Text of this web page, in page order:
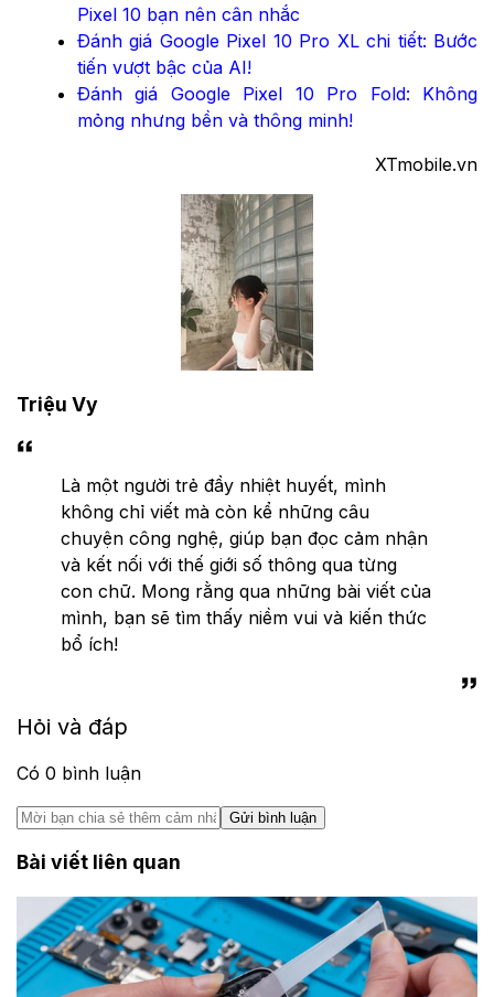
Pixel 10 bạn nên cân nhắc
Đánh giá Google Pixel 10 Pro XL chi tiết: Bước
tiến vượt bậc của AI!
Đánh giá Google Pixel 10 Pro Fold: Không
mỏng nhưng bền và thông minh!
XTmobile.vn
Triệu Vy
Là một người trẻ đầy nhiệt huyết, mình
không chỉ viết mà còn kể những câu
chuyện công nghệ, giúp bạn đọc cảm nhận
và kết nối với thế giới số thông qua từng
con chữ. Mong rằng qua những bài viết của
mình, bạn sẽ tìm thấy niềm vui và kiến thức
bổ ích!
Hỏi và đáp
Có 0 bình luận
Gửi bình luận
Bài viết liên quan